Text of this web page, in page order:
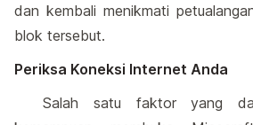
dan kembali menikmati
blok tersebut.
Periksa Koneksi Internet Anda
Salah satu faktor yang